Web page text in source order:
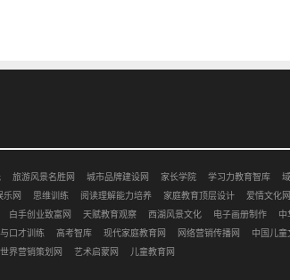
旅游风景名胜网 城市品牌建设网 家长学院 学习力教育智库
乐网 思维训练 阅读理解能力培养 家庭教育顶层设计 爱情文化网
白手创业致富网 天赋教育观察 西湖风景文化 电子画册制作 中
口才训练 高考智库 现代家庭教育网 网络营销传播网 中国儿童
世界营销策划网 艺术启蒙网 儿童教育网